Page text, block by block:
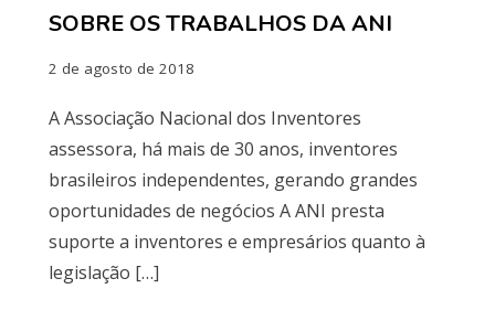
SOBRE OS TRABALHOS DA ANI
2 de agosto de 2018
A Associação Nacional dos Inventores
assessora, há mais de 30 anos, inventores
brasileiros independentes, gerando grandes
oportunidades de negócios A ANI presta
suporte a inventores e empresários quanto à
legislação […]